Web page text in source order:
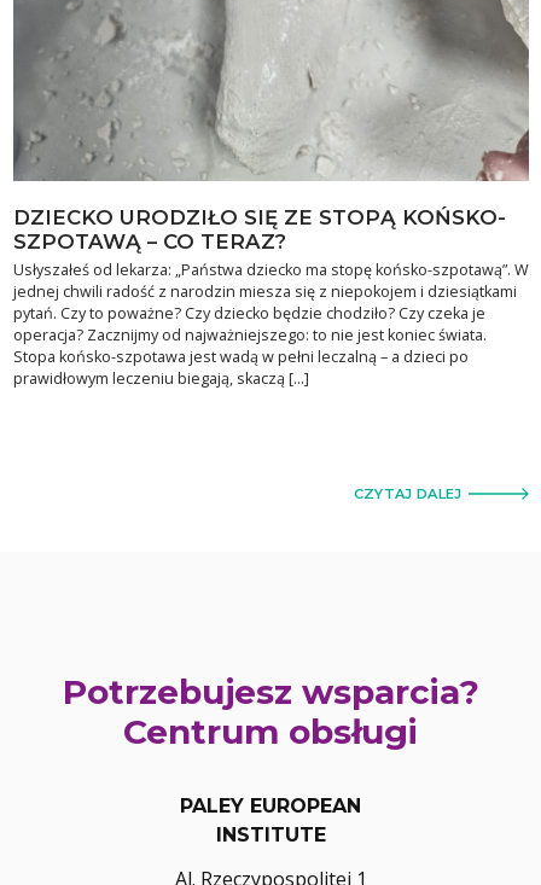
DZIECKO URODZIŁO SIĘ ZE STOPĄ KOŃSKO-
SZPOTAWĄ – CO TERAZ?
Usłyszałeś od lekarza: „Państwa dziecko ma stopę końsko-szpotawą”. W
jednej chwili radość z narodzin miesza się z niepokojem i dziesiątkami
pytań. Czy to poważne? Czy dziecko będzie chodziło? Czy czeka je
operacja? Zacznijmy od najważniejszego: to nie jest koniec świata.
Stopa końsko-szpotawa jest wadą w pełni leczalną – a dzieci po
prawidłowym leczeniu biegają, skaczą […]
CZYTAJ DALEJ
Potrzebujesz wsparcia?
Centrum obsługi
PALEY EUROPEAN
INSTITUTE
Al. Rzeczypospolitej 1